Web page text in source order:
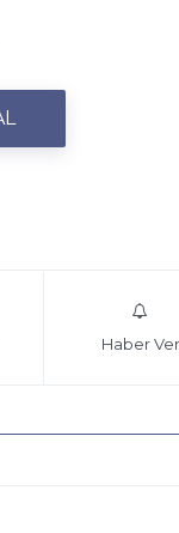
Haber Ver